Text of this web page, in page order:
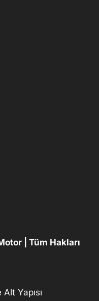
| Tüm Hakları
Yapısı